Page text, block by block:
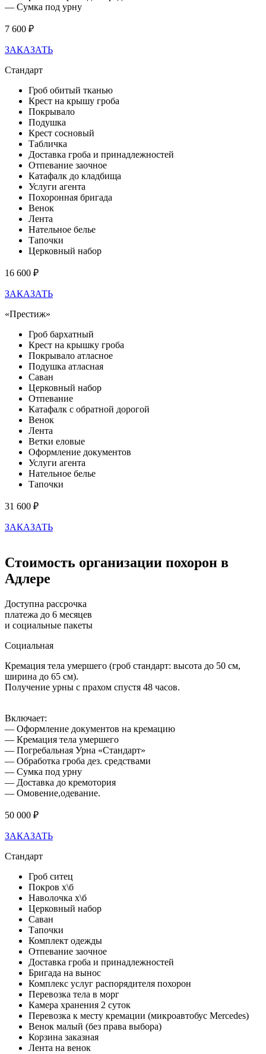
— Сумка под урну
7 600 ₽
ЗАКАЗАТЬ
Стандарт
Гроб обитый тканью
Крест на крышу гроба
Покрывало
Подушка
Крест сосновый
Табличка
Доставка гроба и принадлежностей
Отпевание заочное
Катафалк до кладбища
Услуги агента
Похоронная бригада
Венок
Лента
Нательное белье
Тапочки
Церковный набор
16 600 ₽
ЗАКАЗАТЬ
«Престиж»
Гроб бархатный
Крест на крышку гроба
Покрывало атласное
Подушка атласная
Саван
Церковный набор
Отпевание
Катафалк с обратной дорогой
Венок
Лента
Ветки еловые
Оформление документов
Услуги агента
Нательное белье
Тапочки
31 600 ₽
ЗАКАЗАТЬ
Стоимость организации похорон в
Адлере
Доступна рассрочка
платежа до 6 месяцев
и социальные пакеты
Социальная
Кремация тела умершего (гроб стандарт: высота до 50 см,
ширина до 65 см).
Получение урны с прахом спустя 48 часов.
Включает:
— Оформление документов на кремацию
— Кремация тела умершего
— Погребальная Урна «Стандарт»
— Обработка гроба дез. средствами
— Сумка под урну
— Доставка до кремотория
— Омовение,одевание.
50 000 ₽
ЗАКАЗАТЬ
Стандарт
Гроб ситец
Покров х\б
Наволочка х\б
Церковный набор
Саван
Тапочки
Комплект одежды
Отпевание заочное
Доставка гроба и принадлежностей
Бригада на вынос
Комплекс услуг распорядителя похорон
Перевозка тела в морг
Камера хранения 2 суток
Перевозка к месту кремации (микроавтобус Mercedes)
Венок малый (без права выбора)
Корзина заказная
Лента на венок